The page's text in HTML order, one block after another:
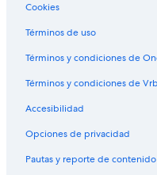
Cookies
Términos de uso
Términos y condiciones de
Términos y condiciones de
Accesibilidad
Opciones de privacidad
Pautas y reporte de contenido